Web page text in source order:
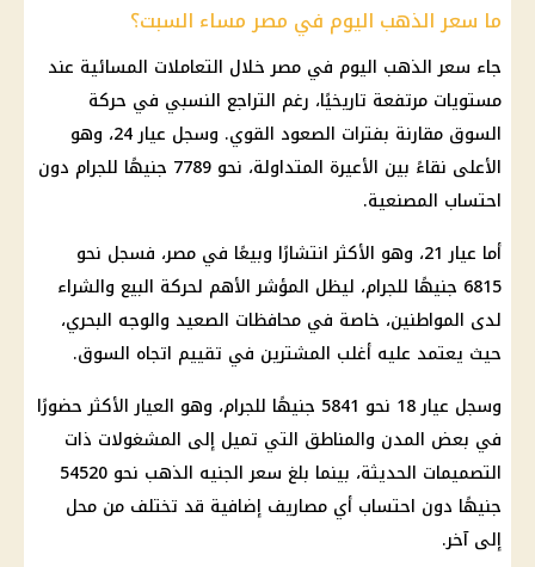
ما سعر الذهب اليوم في مصر مساء السبت؟
جاء سعر الذهب اليوم في مصرخلال التعاملات المسائية عند
مستويات مرتفعة تاريخيًا، رغم التراجع النسبي في حركة
السوق مقارنة بفترات الصعود القوي. وسجل عيار 24
، وهو
الأعلى نقاءً بين الأعيرة المتداولة، نحو 7789 جنيهًا للجرام دون
احتساب المصنعية.
أما عيار 21
، وهو الأكثر انتشارًا وبيعًا في مصر، فسجل نحو
6815 جنيهًا للجرام، ليظل المؤشر الأهم لحركة البيع والشراء
لدى المواطنين، خاصة في محافظات الصعيد والوجه البحري،
حيث يعتمد عليه أغلب المشترين في تقييم اتجاه السوق.
وسجل عيار 18 نحو 5841 جنيهًا للجرام، وهو العيار الأكثر حضورًا
في بعض المدن والمناطق التي تميل إلى المشغولات ذات
التصميمات الحديثة، بينما بلغ سعر الجنيه الذهب
نحو 54520
جنيهًا دون احتساب أي مصاريف إضافية قد تختلف من محل
إلى آخر.